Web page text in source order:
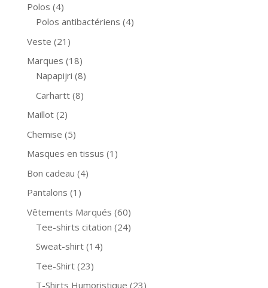
Polos (4)
Polos antibactériens (4)
Veste (21)
Marques (18)
Napapijri (8)
Carhartt (8)
Maillot (2)
Chemise (5)
Masques en tissus (1)
Bon cadeau (4)
Pantalons (1)
Vêtements Marqués (60)
Tee-shirts citation (24)
Sweat-shirt (14)
Tee-Shirt (23)
T-Shirts Humoristique (23)